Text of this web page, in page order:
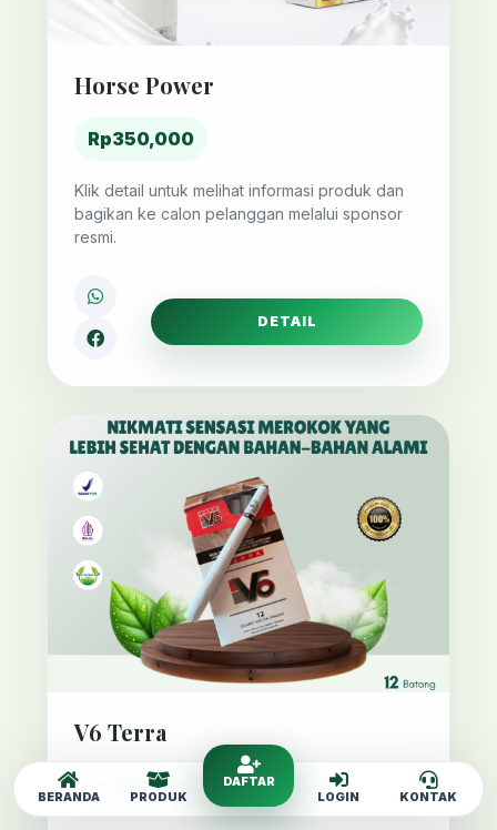
Horse Power
Rp350,000
Klik detail untuk melihat informasi produk dan
bagikan ke calon pelanggan melalui sponsor
resmi.
DETAIL
V6 Terra
Rp350,000
BERANDA PRODUK
DAFTAR
LOGIN
KONTAK